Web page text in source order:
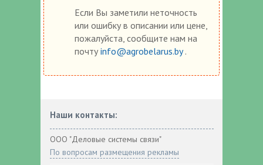
Если Вы заметили неточность
или ошибку в описании или цене,
пожалуйста, сообщите нам на
почту info@agrobelarus.by.
Наши контакты:
ООО "Деловые системы связи"
По вопросам размещения рекламы